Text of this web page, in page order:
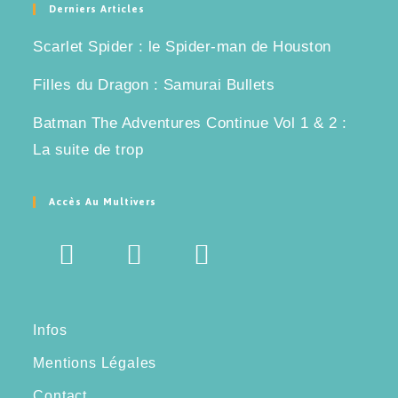
Derniers Articles
Scarlet Spider : le Spider-man de Houston
Filles du Dragon : Samurai Bullets
Batman The Adventures Continue Vol 1 & 2 :
La suite de trop
Accès Au Multivers
Infos
Mentions Légales